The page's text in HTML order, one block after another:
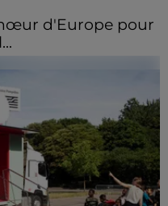
d'Europe pour